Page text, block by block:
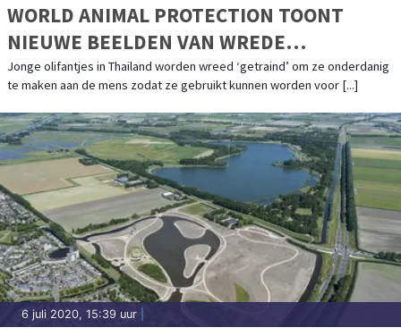
WORLD ANIMAL PROTECTION TOONT
NIEUWE BEELDEN VAN WREDE
OLIFANTENTRAINING
Jonge olifantjes in Thailand worden wreed ‘getraind’ om ze onderdanig
te maken aan de mens zodat ze gebruikt kunnen worden voor [...]
6 juli 2020, 15:39 uur